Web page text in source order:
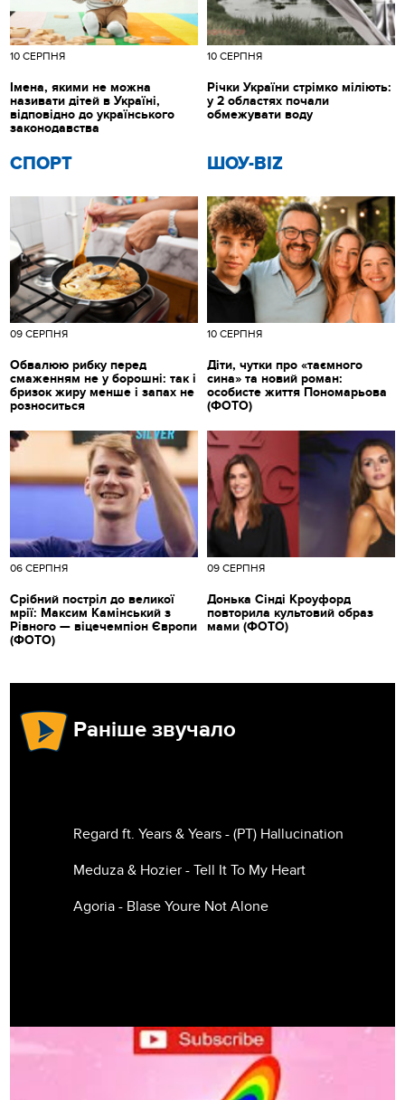
СПОРТ
09 СЕРПНЯ
Обвалюю рибку перед
смаженням не у борошні: так і
бризок жиру менше і запах не
розноситься
ШОУ-BIZ
10 СЕРПНЯ
Діти, чутки про «таємного
сина» та новий роман:
особисте життя Пономарьова
(ФОТО)
10 СЕРПНЯ
Імена, якими не можна
називати дітей в Україні,
відповідно до українського
законодавства
10 СЕРПНЯ
Річки України стрімко міліють:
у 2 областях почали
обмежувати воду
06 СЕРПНЯ
Срібний постріл до великої
мрії: Максим Камінський з
Рівного — віцечемпіон Європи
(ФОТО)
09 СЕРПНЯ
Донька Сінді Кроуфорд
повторила культовий образ
мами (ФОТО)
Раніше звучало
Regard ft. Years & Years - (РТ) Hallucination
Meduza & Hozier - Tell It To My Heart
Agoria - Blase Youre Not Alone